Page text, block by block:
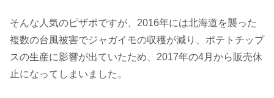
そんな人気のピザポですが、2016年には北海道を襲った
複数の台風被害でジャガイモの収穫が減り、ポテトチップ
スの生産に影響が出ていたため、2017年の4月から販売休
止になってしまいました。